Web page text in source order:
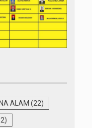
ALAM (22)